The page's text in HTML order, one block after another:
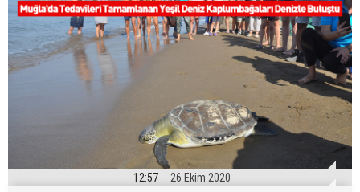
12:57 26 Ekim 2020